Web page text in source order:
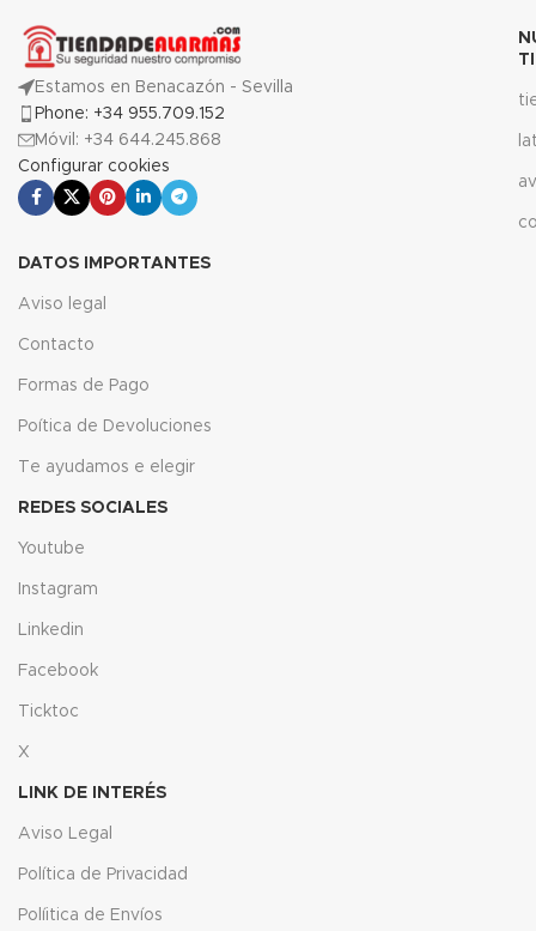
Estamos en Benacazón - Sevilla
Phone: +34 955.709.152
Móvil: +34 644.245.868
Configurar cookies
DATOS IMPORTANTES
Aviso legal
Contacto
Formas de Pago
Poítica de Devoluciones
Te ayudamos e elegir
REDES SOCIALES
Youtube
Instagram
Linkedin
Facebook
Ticktoc
X
LINK DE INTERÉS
Aviso Legal
Política de Privacidad
Políitica de Envíos